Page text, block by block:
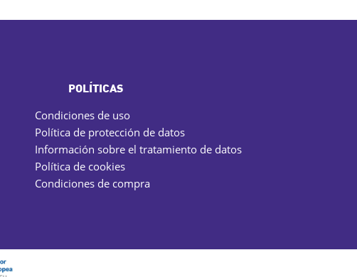
POLÍTICAS
Condiciones de uso
Política de protección de datos
Información sobre el tratamiento de datos
Política de cookies
Condiciones de compra